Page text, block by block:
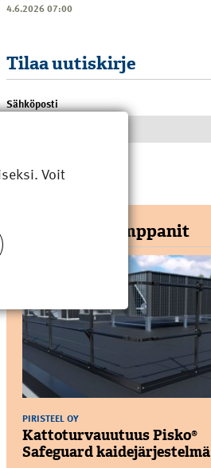
4.6.2026 07:00
Tilaa uutiskirje
Sähköposti
Yhteistyökumppanit
PIRISTEEL OY
Kattoturvauutuus Pisko®
Safeguard kaidejärjestelmä
Voit